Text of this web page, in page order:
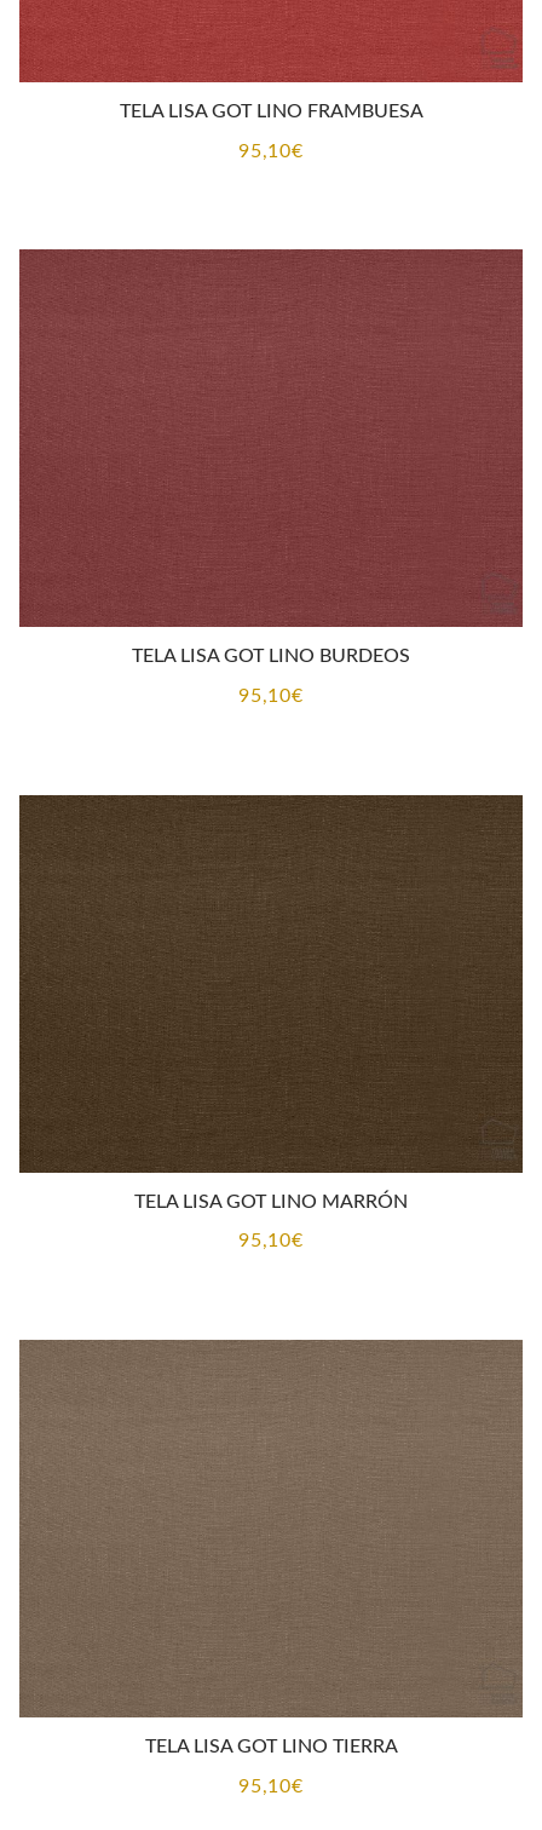
TELA LISA GOT LINO FRAMBUESA
95,10€
TELA LISA GOT LINO BURDEOS
95,10€
TELA LISA GOT LINO MARRÓN
95,10€
TELA LISA GOT LINO TIERRA
95,10€